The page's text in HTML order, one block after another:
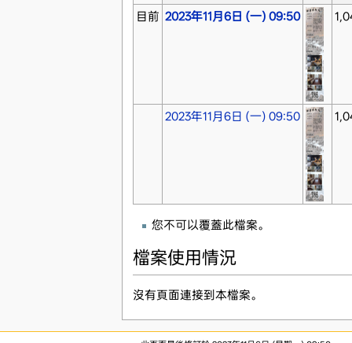
目前 2023年11月6日 (一) 09:50
2023年11月6日 (一) 09:50
您不可以覆蓋此檔案。
檔案使用情況
沒有頁面連接到本檔案。